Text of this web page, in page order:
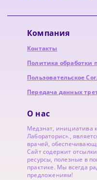
Компания
Контакты
Политика обработки
Пользовательское
Передача данных
О нас
Медзнат, инициатива
Лабораторис».,
врачей,
Сайт содержит
ресурсы, полезные в
практике. Мы всегда
предложениям!